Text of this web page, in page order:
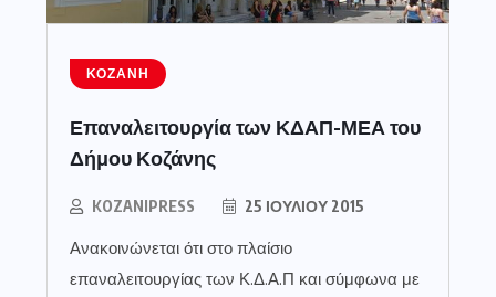
ΚΟΖΆΝΗ
Επαναλειτουργία των ΚΔΑΠ-ΜΕΑ του
Δήμου Κοζάνης
KOZANIPRESS 25 ΙΟΥΛΊΟΥ 2015
Ανακοινώνεται ότι στο πλαίσιο
επαναλειτουργίας των Κ.Δ.Α.Π και σύμφωνα με